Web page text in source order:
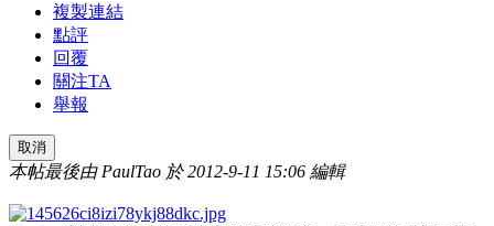
複製連結
點評
回覆
關注TA
舉報
取消
本帖最後由 PaulTao 於 2012-9-11 15:06 編輯